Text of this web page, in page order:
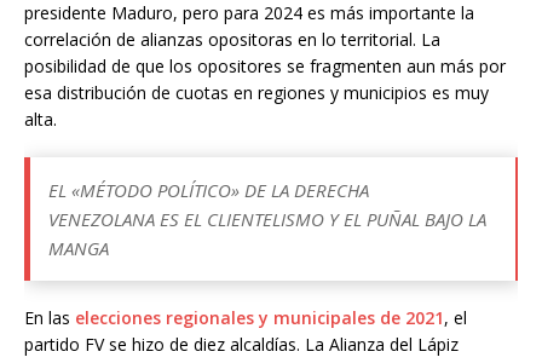
presidente Maduro, pero para 2024 es más importante la
correlación de alianzas opositoras en lo territorial. La
posibilidad de que los opositores se fragmenten aun más por
esa distribución de cuotas en regiones y municipios es muy
alta.
EL «MÉTODO POLÍTICO» DE LA DERECHA
VENEZOLANA ES EL CLIENTELISMO Y EL PUÑAL BAJO LA
MANGA
En las elecciones regionales y municipales de 2021, el
partido FV se hizo de diez alcaldías. La Alianza del Lápiz